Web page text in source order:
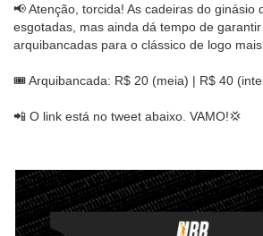
📢 Atenção, torcida! As cadeiras do ginásio
esgotadas, mas ainda dá tempo de
arquibancadas para o clássico de logo
🎟 Arquibancada: R$ 20 (meia) | R$ 40
📲 O link está no tweet abaixo. VAMO!💢